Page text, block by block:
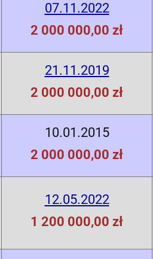
07.11.2022
2 000 000,00 zł
21.11.2019
2 000 000,00 zł
10.01.2015
2 000 000,00 zł
12.05.2022
1 200 000,00 zł